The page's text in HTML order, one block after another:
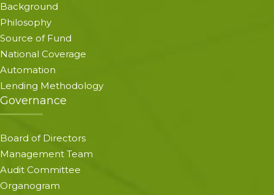
Background
Philosophy
Source of Fund
National Coverage
Automation
Lending Methodology
Governance
Board of Directors
Management Team
Audit Committee
Organogram